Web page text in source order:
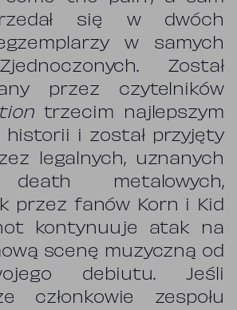
się w dwóch
w samych
Został
przez czytelników
trzecim najlepszym
historii i został przyjęty
legalnych, uznanych
death metalowych,
przez fanów Korn i Kid
kontynuuje atak na
scenę muzyczną od
debiutu. Jeśli
członkowie zespołu